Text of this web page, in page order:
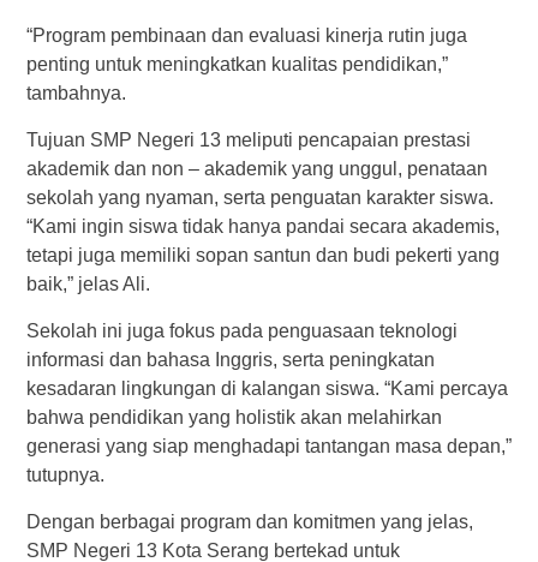
“Program pembinaan dan evaluasi kinerja rutin juga
penting untuk meningkatkan kualitas pendidikan,”
tambahnya.
Tujuan SMP Negeri 13 meliputi pencapaian prestasi
akademik dan non – akademik yang unggul, penataan
sekolah yang nyaman, serta penguatan karakter siswa.
“Kami ingin siswa tidak hanya pandai secara akademis,
tetapi juga memiliki sopan santun dan budi pekerti yang
baik,” jelas Ali.
Sekolah ini juga fokus pada penguasaan teknologi
informasi dan bahasa Inggris, serta peningkatan
kesadaran lingkungan di kalangan siswa. “Kami percaya
bahwa pendidikan yang holistik akan melahirkan
generasi yang siap menghadapi tantangan masa depan,”
tutupnya.
Dengan berbagai program dan komitmen yang jelas,
SMP Negeri 13 Kota Serang bertekad untuk